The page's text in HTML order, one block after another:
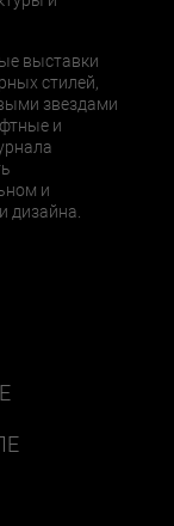
выставки
стилей,
звездами
и
и
дизайна.